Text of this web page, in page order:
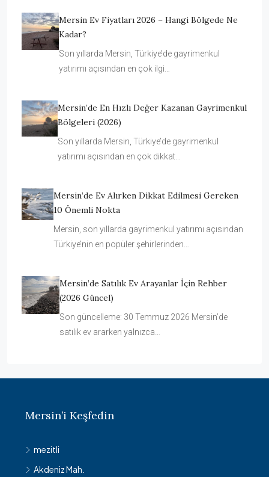
Mersin Ev Fiyatları 2026 – Hangi Bölgede Ne
Kadar?
Son yıllarda Mersin, Türkiye’de gayrimenkul
yatırımı açısından en çok ilgi…
Mersin’de En Hızlı Değer Kazanan Gayrimenkul
Bölgeleri (2026)
Son yıllarda Mersin, Türkiye’de gayrimenkul
yatırımı açısından en çok dikkat…
Mersin’de Ev Alırken Dikkat Edilmesi Gereken
10 Önemli Nokta
Mersin, son yıllarda gayrimenkul yatırımı açısından
Türkiye’nin en popüler şehirlerinden…
Mersin’de Satılık Ev Arayanlar İçin Rehber
(2026 Güncel)
Son güncelleme: 30 Temmuz 2026 Mersin’de
satılık ev ararken yalnızca…
Mersin’i Keşfedin
mezitli
Akdeniz Mah.